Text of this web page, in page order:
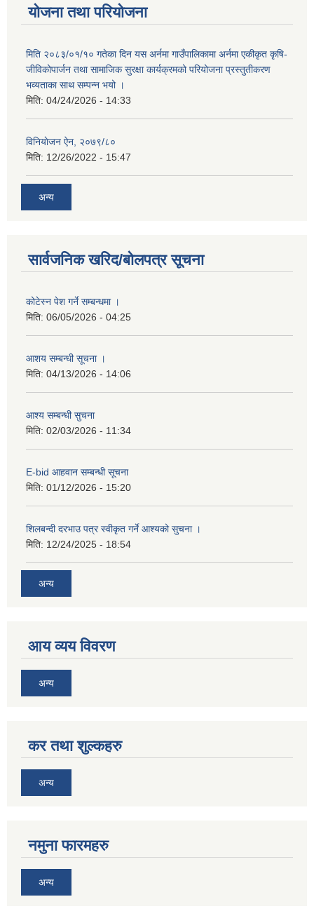
योजना तथा परियोजना
मिति २०८३/०१/१० गतेका दिन यस अर्नमा गाउँपालिकामा अर्नमा एकीकृत कृषि-
जीविकोपार्जन तथा सामाजिक सुरक्षा कार्यक्रमको परियोजना प्रस्तुतीकरण
भव्यताका साथ सम्पन्न भयो ।
मिति: 04/24/2026 - 14:33
विनियाेजन ऐन, २०७९/८०
मिति: 12/26/2022 - 15:47
अन्य
सार्वजनिक खरिद/बोलपत्र सूचना
कोटेस्न पेश गर्ने सम्बन्धमा ।
मिति: 06/05/2026 - 04:25
आशय सम्बन्धी सूचना ।
मिति: 04/13/2026 - 14:06
आश्य सम्बन्धी सुचना
मिति: 02/03/2026 - 11:34
E-bid आहवान सम्बन्धी सूचना
मिति: 01/12/2026 - 15:20
शिलबन्दी दरभाउ पत्र स्वीकृत गर्ने आश्यको सुचना ।
मिति: 12/24/2025 - 18:54
अन्य
आय व्यय विवरण
अन्य
कर तथा शुल्कहरु
अन्य
नमुना फारमहरु
अन्य